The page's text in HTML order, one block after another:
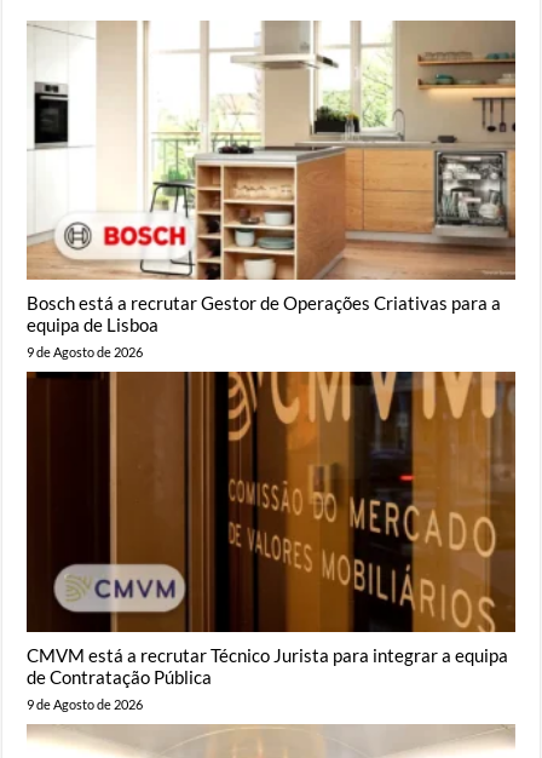
Bosch está a recrutar Gestor de Operações Criativas para a
equipa de Lisboa
9 de Agosto de 2026
CMVM está a recrutar Técnico Jurista para integrar a equipa
de Contratação Pública
9 de Agosto de 2026